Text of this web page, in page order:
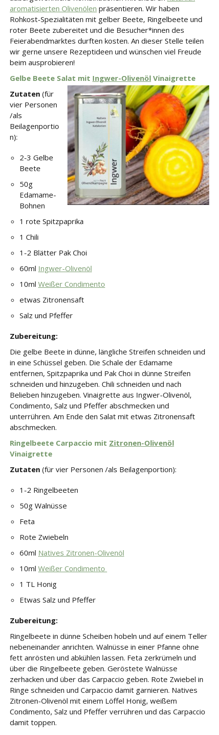
aromatisierten Olivenölen präsentieren. Wir haben
Rohkost-Spezialitäten mit gelber Beete, Ringelbeete und
roter Beete zubereitet und die Besucher*innen des
Feierabendmarktes durften kosten. An dieser Stelle teilen
wir gerne unsere Rezeptideen und wünschen viel Freude
beim ausprobieren!
Gelbe Beete Salat mit Ingwer-Olivenöl Vinaigrette
Zutaten (für
vier Personen
/als
Beilagenportio
n):
2-3 Gelbe
Beete
50g
Edamame-
Bohnen
1 rote Spitzpaprika
1 Chili
1-2 Blätter Pak Choi
60ml Ingwer-Olivenöl
10ml Weißer Condimento
etwas Zitronensaft
Salz und Pfeffer
Zubereitung:
Die gelbe Beete in dünne, längliche Streifen schneiden und
in eine Schüssel geben. Die Schale der Edamame
entfernen, Spitzpaprika und Pak Choi in dünne Streifen
schneiden und hinzugeben. Chili schneiden und nach
Belieben hinzugeben. Vinaigrette aus Ingwer-Olivenöl,
Condimento, Salz und Pfeffer abschmecken und
unterrühren. Am Ende den Salat mit etwas Zitronensaft
abschmecken.
Ringelbeete Carpaccio mit Zitronen-Olivenöl
Vinaigrette
Zutaten (für vier Personen /als Beilagenportion):
1-2 Ringelbeeten
50g Walnüsse
Feta
Rote Zwiebeln
60ml Natives Zitronen-Olivenöl
10ml Weißer Condimento
1 TL Honig
Etwas Salz und Pfeffer
Zubereitung:
Ringelbeete in dünne Scheiben hobeln und auf einem Teller
nebeneinander anrichten. Walnüsse in einer Pfanne ohne
fett anrösten und abkühlen lassen. Feta zerkrümeln und
über die Ringelbeete geben. Geröstete Walnüsse
zerhacken und über das Carpaccio geben. Rote Zwiebel in
Ringe schneiden und Carpaccio damit garnieren. Natives
Zitronen-Olivenöl mit einem Löffel Honig, weißem
Condimento, Salz und Pfeffer verrühren und das Carpaccio
damit toppen.